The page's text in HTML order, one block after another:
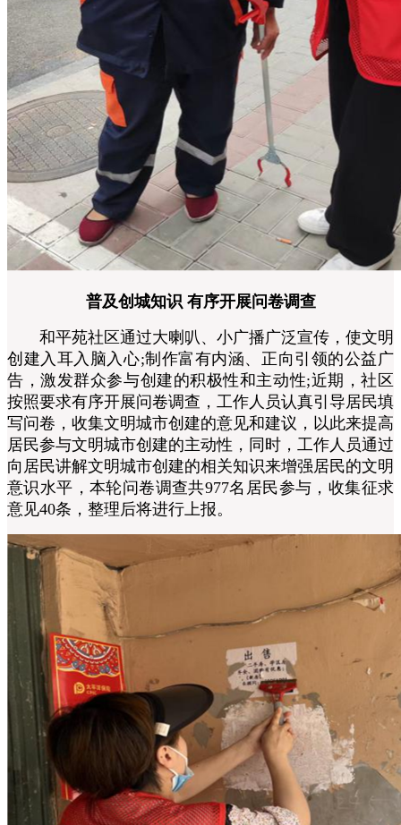
普及创城知识 有序开展问卷调查
和平苑社区通过大喇叭、小广播广泛宣传，使文明
创建入耳入脑入心;制作富有内涵、正向引领的公益广
告，激发群众参与创建的积极性和主动性;近期，社区
按照要求有序开展问卷调查，工作人员认真引导居民填
写问卷，收集文明城市创建的意见和建议，以此来提高
居民参与文明城市创建的主动性，同时，工作人员通过
向居民讲解文明城市创建的相关知识来增强居民的文明
意识水平，本轮问卷调查共977名居民参与，收集征求
意见40条，整理后将进行上报。